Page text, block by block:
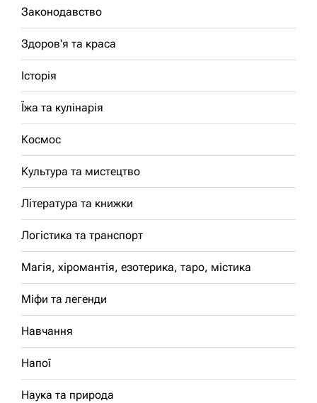
Законодавство
Здоров'я та краса
Історія
Їжа та кулінарія
Космос
Культура та мистецтво
Література та книжки
Логістика та транспорт
Магія, хіромантія, езотерика, таро, містика
Міфи та легенди
Навчання
Напої
Наука та природа